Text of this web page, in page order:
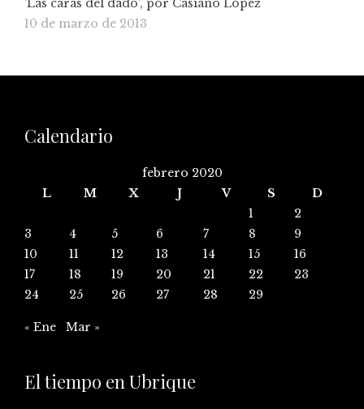
'Las caras del dado', por Casiano López
10 de marzo de 2013
Calendario
febrero 2020
L
M X J V S
D
1
2
3
4 5 6 7 8
9
10
11 12 13 14 15
16
17
18 19 20 21 22
23
24
25 26 27 28 29
« Ene Mar »
El tiempo en Ubrique